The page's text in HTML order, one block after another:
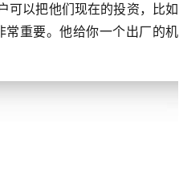
可以把他们现在的投资，比如
重要。他给你一个出厂的机